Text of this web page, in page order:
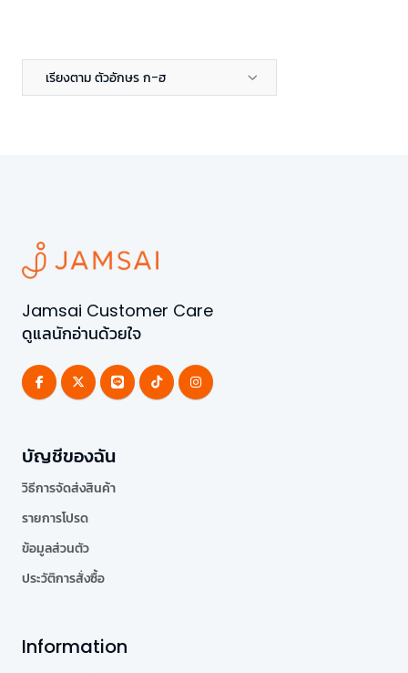
เรียงตาม ตัวอักษร ก-ฮ
Jamsai Customer Care
ดูแลนักอ่านด้วยใจ
บัญชีของฉัน
วิธีการจัดส่งสินค้า
รายการโปรด
ข้อมูลส่วนตัว
ประวัติการสั่งซื้อ
Information